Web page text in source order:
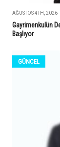
AĞUSTOS 4TH, 2026
Gayrimenkulün
Başlıyor
GÜNCEL